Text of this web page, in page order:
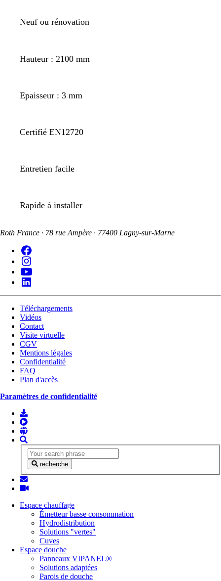
Neuf ou rénovation
Hauteur : 2100 mm
Epaisseur : 3 mm
Certifié EN12720
Entretien facile
Rapide à installer
Roth France · 78 rue Ampère · 77400 Lagny-sur-Marne
Téléchargements
Vidéos
Contact
Visite virtuelle
CGV
Mentions légales
Confidentialité
FAQ
Plan d'accès
Paramètres de confidentialité
recherche
Espace chauffage
Émetteur basse consommation
Hydrodistribution
Solutions "vertes"
Cuves
Espace douche
Panneaux VIPANEL®
Solutions adaptées
Parois de douche